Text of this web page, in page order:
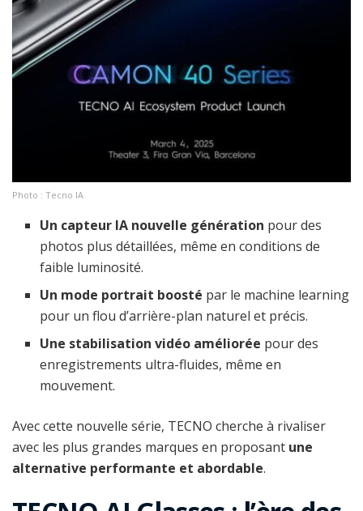
Photo : Tecno IA
Un capteur IA nouvelle génération pour des
photos plus détaillées, même en conditions de
faible luminosité.
Un mode portrait boosté par le machine learning
pour un flou d’arrière-plan naturel et précis.
Une stabilisation vidéo améliorée pour des
enregistrements ultra-fluides, même en
mouvement.
Avec cette nouvelle série, TECNO cherche à rivaliser
avec les plus grandes marques en proposant une
alternative performante et abordable.